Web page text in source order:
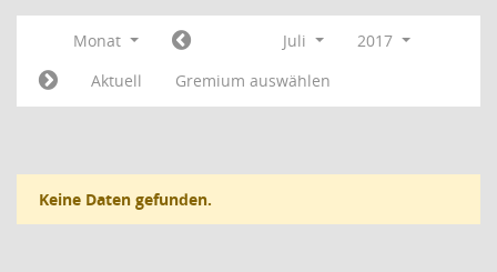
Monat Juli
2017
Aktuell
Gremium auswählen
Keine Daten gefunden.